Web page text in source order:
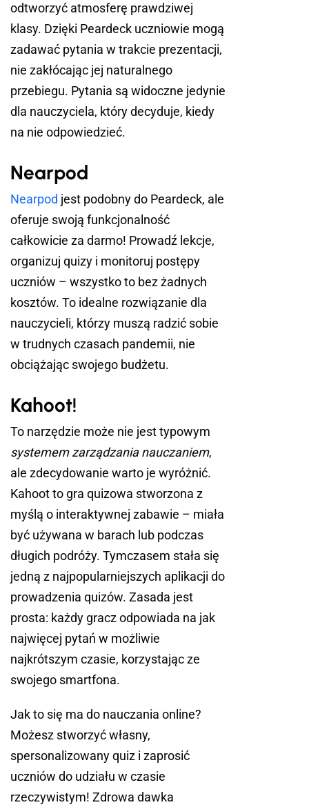
odtworzyć atmosferę prawdziwej
klasy. Dzięki Peardeck uczniowie mogą
zadawać pytania w trakcie prezentacji,
nie zakłócając jej naturalnego
przebiegu. Pytania są widoczne jedynie
dla nauczyciela, który decyduje, kiedy
na nie odpowiedzieć.
Nearpod
Nearpod jest podobny do Peardeck, ale
oferuje swoją funkcjonalność
całkowicie za darmo! Prowadź lekcje,
organizuj quizy i monitoruj postępy
uczniów – wszystko to bez żadnych
kosztów. To idealne rozwiązanie dla
nauczycieli, którzy muszą radzić sobie
w trudnych czasach pandemii, nie
obciążając swojego budżetu.
Kahoot!
To narzędzie może nie jest typowym
systemem zarządzania nauczaniem,
ale zdecydowanie warto je wyróżnić.
Kahoot to gra quizowa stworzona z
myślą o interaktywnej zabawie – miała
być używana w barach lub podczas
długich podróży. Tymczasem stała się
jedną z najpopularniejszych aplikacji do
prowadzenia quizów. Zasada jest
prosta: każdy gracz odpowiada na jak
najwięcej pytań w możliwie
najkrótszym czasie, korzystając ze
swojego smartfona.
Jak to się ma do nauczania online?
Możesz stworzyć własny,
spersonalizowany quiz i zaprosić
uczniów do udziału w czasie
rzeczywistym! Zdrowa dawka